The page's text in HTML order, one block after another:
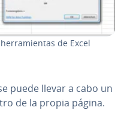
de Excel
puede llevar a cabo un
de la propia página.